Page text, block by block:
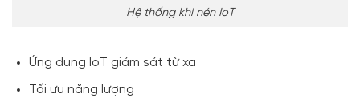
Hệ thống khí nén IoT
Ứng dụng IoT giám sát từ xa
Tối ưu năng lượng